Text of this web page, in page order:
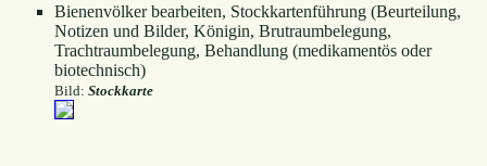
Bienenvölker bearbeiten, Stockkartenführung (Beurteilung,
Notizen und Bilder, Königin, Brutraumbelegung,
Trachtraumbelegung, Behandlung (medikamentös oder
biotechnisch)
Bild: Stockkarte